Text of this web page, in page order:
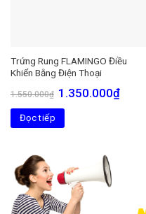
Trứng Rung FLAMINGO Điều
Khiển Bằng Điện Thoại
1.550.000₫ Giá
gốc
là:
1.350.000₫Giá
Đọc tiếp